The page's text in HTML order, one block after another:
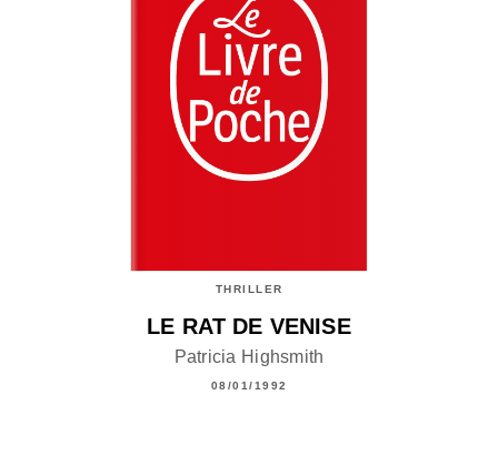
THRILLER
LE RAT DE VENISE
Patricia Highsmith
08/01/1992